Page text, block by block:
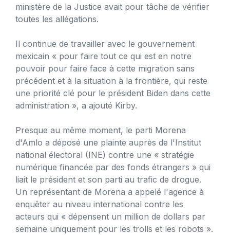
ministère de la Justice avait pour tâche de vérifier
toutes les allégations.
Il continue de travailler avec le gouvernement
mexicain « pour faire tout ce qui est en notre
pouvoir pour faire face à cette migration sans
précédent et à la situation à la frontière, qui reste
une priorité clé pour le président Biden dans cette
administration », a ajouté Kirby.
Presque au même moment, le parti Morena
d'Amlo a déposé une plainte auprès de l'Institut
national électoral (INE) contre une « stratégie
numérique financée par des fonds étrangers » qui
liait le président et son parti au trafic de drogue.
Un représentant de Morena a appelé l'agence à
enquêter au niveau international contre les
acteurs qui « dépensent un million de dollars par
semaine uniquement pour les trolls et les robots ».